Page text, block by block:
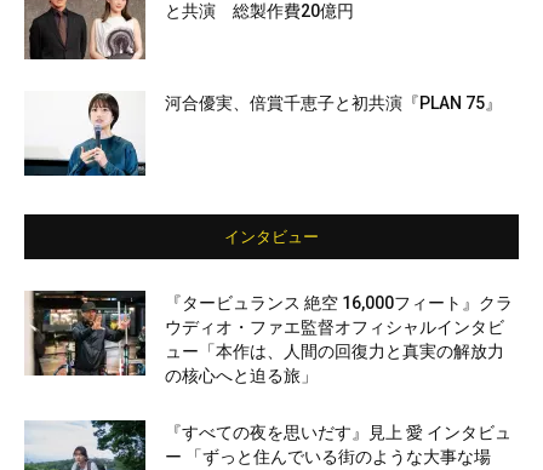
と共演 総製作費20億円
河合優実、倍賞千恵子と初共演『PLAN 75』
インタビュー
『タービュランス 絶空 16,000フィート』クラ
ウディオ・ファエ監督オフィシャルインタビ
ュー「本作は、人間の回復力と真実の解放力
の核心へと迫る旅」
『すべての夜を思いだす』見上 愛 インタビュ
ー 「ずっと住んでいる街のような大事な場